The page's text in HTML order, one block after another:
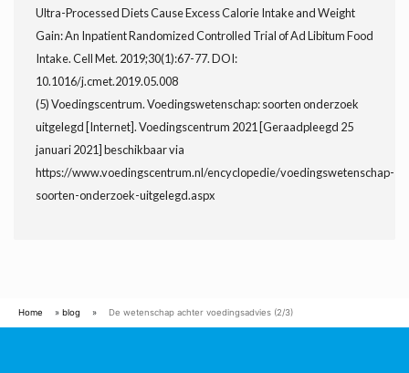
Ultra-Processed Diets Cause Excess Calorie Intake and Weight
Gain: An Inpatient Randomized Controlled Trial of Ad Libitum Food
Intake. Cell Met. 2019;30(1):67-77. DOI:
10.1016/j.cmet.2019.05.008
(5) Voedingscentrum. Voedingswetenschap: soorten onderzoek
uitgelegd [Internet]. Voedingscentrum 2021 [Geraadpleegd 25
januari 2021] beschikbaar via
https://www.voedingscentrum.nl/encyclopedie/voedingswetenschap-
soorten-onderzoek-uitgelegd.aspx
Home » blog » De wetenschap achter voedingsadvies (2/3)